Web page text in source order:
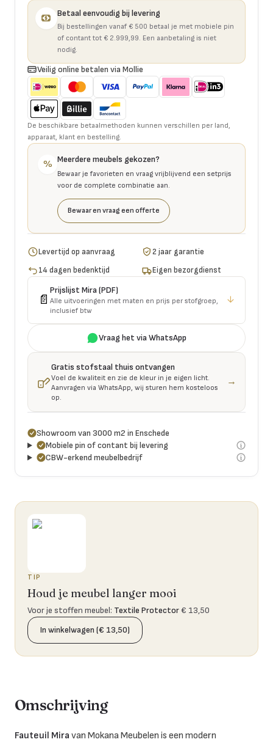
Betaal eenvoudig bij levering
Bij bestellingen vanaf € 500 betaal je met mobiele pin
of contant tot € 2.999,99. Een aanbetaling is niet
nodig.
Veilig online betalen via Mollie
De beschikbare betaalmethoden kunnen verschillen per land,
apparaat, klant en bestelling.
% Meerdere meubels gekozen?
Bewaar je favorieten en vraag vrijblijvend een setprijs
voor de complete combinatie aan.
Bewaar en vraag een offerte
Levertijd op aanvraag
2 jaar garantie
14 dagen bedenktijd
Eigen bezorgdienst
📄
Prijslijst Mira(PDF)
Alle uitvoeringen met maten en prijs per stofgroep,
inclusief btw
↓
Vraag het via WhatsApp
Gratis stofstaal thuis ontvangen
Voel de kwaliteit en zie de kleur in je eigen licht.
Aanvragen via WhatsApp, wij sturen hem kosteloos
op.
→
Showroom van 3000 m2 in Enschede
Mobiele pin of contant bij levering
CBW-erkend meubelbedrijf
TIP
Houd je meubel langer mooi
Voor je stoffen meubel: Textile Protector€ 13,50
In winkelwagen (€ 13,50)
Omschrijving
Fauteuil Mira van Mokana Meubelen is een modern